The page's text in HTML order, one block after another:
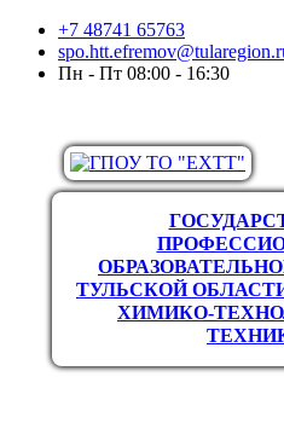
+7 48741 65763
Пн - Пт 08:00 - 16:30
ТУЛЬСКОЙ
ХИМИКО-